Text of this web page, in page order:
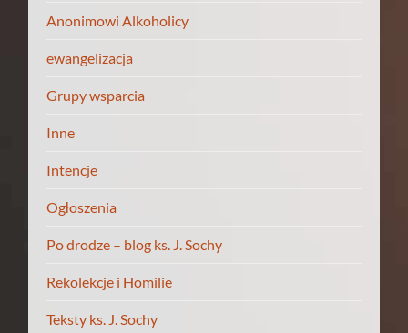
Anonimowi Alkoholicy
ewangelizacja
Grupy wsparcia
Inne
Intencje
Ogłoszenia
Po drodze – blog ks. J. Sochy
Rekolekcje i Homilie
Teksty ks. J. Sochy